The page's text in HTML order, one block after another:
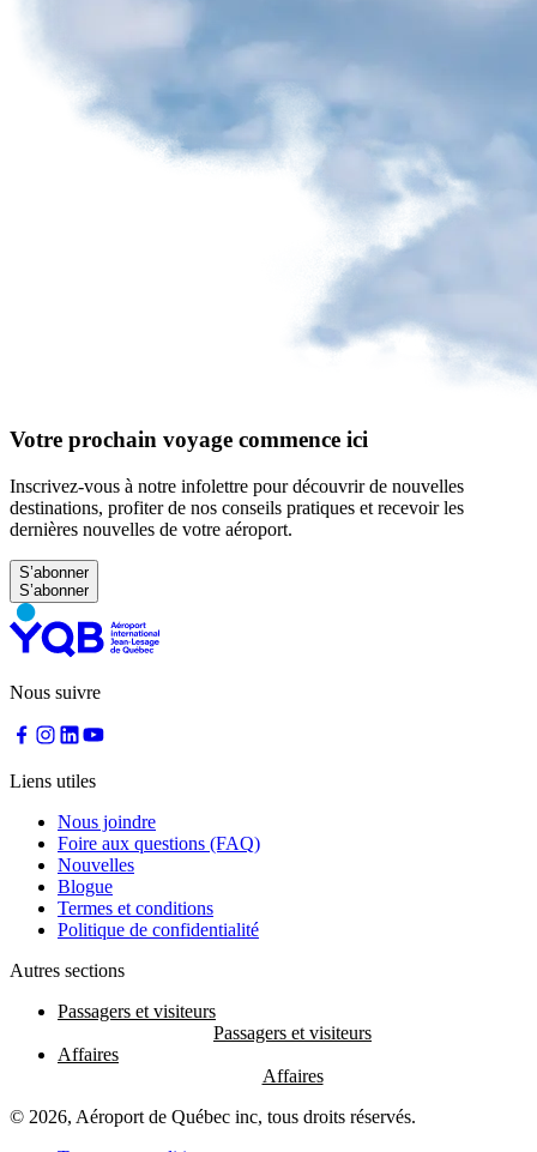
Votre prochain voyage commence ici
Inscrivez-vous à notre infolettre pour découvrir de nouvelles
destinations, profiter de nos conseils pratiques et recevoir les
dernières nouvelles de votre aéroport.
S’abonner
Nous suivre
Liens utiles
Nous joindre
Foire aux questions (FAQ)
Nouvelles
Blogue
Termes et conditions
Politique de confidentialité
Autres sections
Passagers et visiteurs
Affaires
© 2026, Aéroport de Québec inc, tous droits réservés.